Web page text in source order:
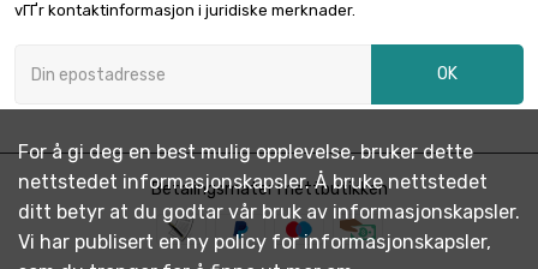
vГҐr kontaktinformasjon i juridiske merknader.
OK
Betalingsmåter i nettbutikken
For å gi deg en best mulig opplevelse, bruker dette
nettstedet informasjonskapsler. Å bruke nettstedet
ditt betyr at du godtar vår bruk av informasjonskapsler.
Vi har publisert en ny policy for informasjonskapsler,